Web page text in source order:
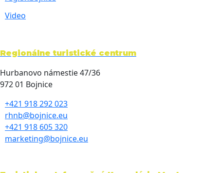
Video
Regionálne turistické centrum
Hurbanovo námestie 47/36
972 01 Bojnice
+421 918 292 023
rhnb@bojnice.eu
+421 918 605 320
marketing@bojnice.eu